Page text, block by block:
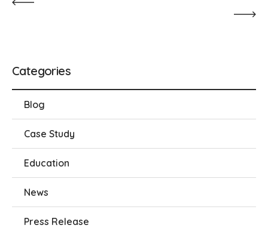
Categories
Blog
Case Study
Education
News
Press Release